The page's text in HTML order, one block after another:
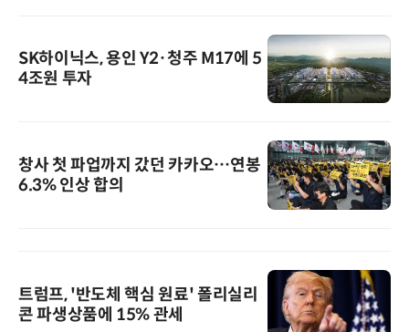
SK하이닉스, 용인 Y2·청주 M17에 5
4조원 투자
창사 첫 파업까지 갔던 카카오…연봉
6.3% 인상 합의
트럼프, '반도체 핵심 원료' 폴리실리
콘 파생상품에 15% 관세